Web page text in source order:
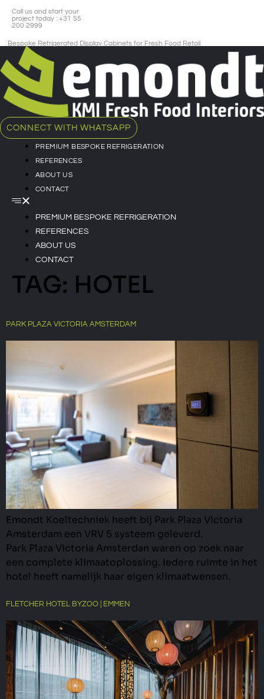
Call us and start your
project today : +31 55
200 2999
Bespoke Refrigerated Display Cabinets for Fresh Food Retail​
CONNECT WITH WHATSAPP
PREMIUM BESPOKE REFRIGERATION
REFERENCES
ABOUT US
CONTACT
PREMIUM BESPOKE REFRIGERATION
REFERENCES
ABOUT US
CONTACT
TAG: HOTEL
PARK PLAZA VICTORIA AMSTERDAM
Emondt Koeltechniek heeft bij Park Plaza Victoria
Amsterdam een VRV 5 systeem geleverd.
Park Plaza Victoria Amsterdan waren op zoek naar
een complete klimaatoplossing. Iedere ruimte in het
hotel heeft namelijk haar eigen klimaatwensen.
FLETCHER HOTEL BYZOO | EMMEN